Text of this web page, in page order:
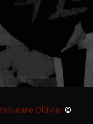
Fabienne Ollivier©